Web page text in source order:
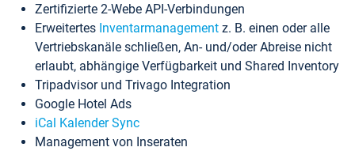
Zertifizierte 2-Webe API-Verbindungen
Erweitertes Inventarmanagement z. B. einen oder alle
Vertriebskanäle schließen, An- und/oder Abreise nicht
erlaubt, abhängige Verfügbarkeit und Shared Inventory
Tripadvisor und Trivago Integration
Google Hotel Ads
iCal Kalender Sync
Management von Inseraten